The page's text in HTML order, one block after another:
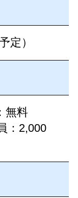
）
無料
：2,000